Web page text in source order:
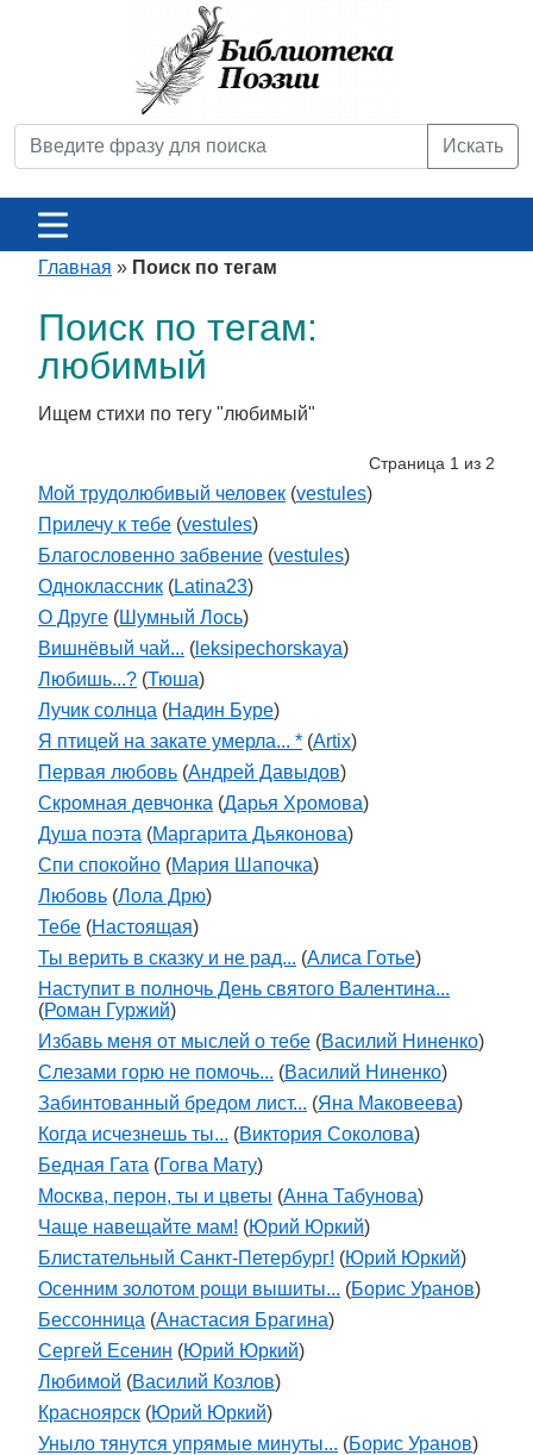
Искать
Главная » Поиск по тегам
Поиск по тегам:
любимый
Ищем стихи по тегу "любимый"
Страница 1 из 2
Мой трудолюбивый человек (vestules)
Прилечу к тебе (vestules)
Благословенно забвение (vestules)
Одноклассник (Latina23)
О Друге (Шумный Лось)
Вишнёвый чай... ( leksipechorskaya)
Любишь...? (Тюша)
Лучик солнца (Надин Буре)
Я птицей на закате умерла... * (Artix)
Первая любовь (Андрей Давыдов)
Скромная девчонка (Дарья Хромова)
Душа поэта (Маргарита Дьяконова)
Спи спокойно (Мария Шапочка)
Любовь (Лола Дрю)
Тебе (Настоящая)
Ты верить в сказку и не рад... (Алиса Готье)
Наступит в полночь День святого Валентина...
(Роман Гуржий)
Избавь меня от мыслей о тебе (Василий Ниненко)
Слезами горю не помочь... (Василий Ниненко)
Забинтованный бредом лист... (Яна Маковеева)
Когда исчезнешь ты... (Виктория Соколова)
Бедная Гата (Гогва Мату)
Москва, перон, ты и цветы (Анна Табунова)
Чаще навещайте мам! (Юрий Юркий)
Блистательный Санкт-Петербург! (Юрий Юркий)
Осенним золотом рощи вышиты... (Борис Уранов)
Бессонница (Анастасия Брагина)
Сергей Есенин (Юрий Юркий)
Любимой (Василий Козлов)
Красноярск (Юрий Юркий)
Уныло тянутся упрямые минуты... (Борис Уранов)